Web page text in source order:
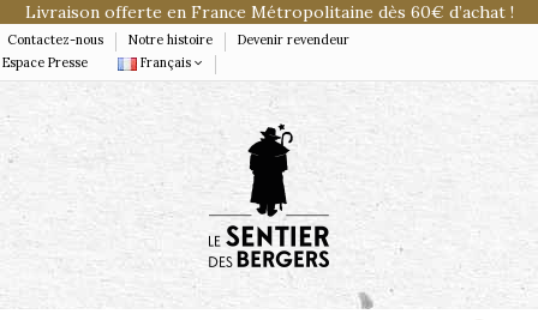
Livraison offerte en France Métropolitaine dès 60€ d’achat !
Contactez-nous Notre histoire
Devenir revendeur
Espace Presse
Français